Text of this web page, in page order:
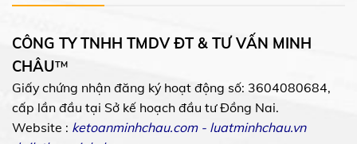
CÔNG TY TNHH TMDV ĐT & TƯ VẤN MINH
CHÂU™
Giấy chứng nhận đăng ký hoạt động số: 3604080684,
cấp lần đầu tại Sở kế hoạch đầu tư Đồng Nai.
Website : ketoanminhchau.com- luatminhchau.vn